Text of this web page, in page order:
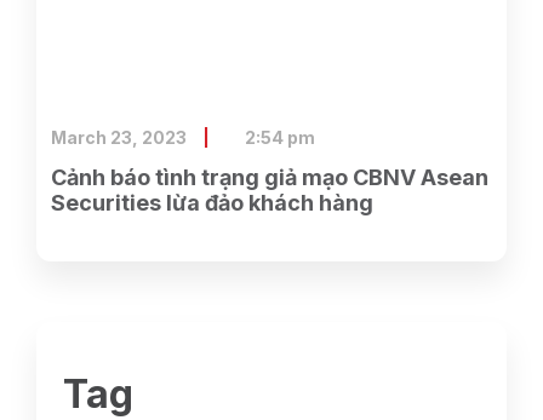
Cảnh báo tình trạng giả mạo CBNV Asean
Securities lừa đảo khách hàng
March 23, 2023 2:54 pm
Tag